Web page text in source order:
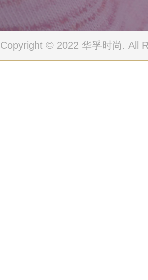
Copyright © 2022 华孚时尚. All